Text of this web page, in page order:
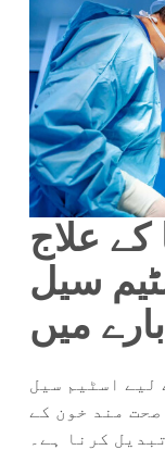
کے علاج
سیل
میں
لیے اسٹیم سیل
صحت مند خون کے
کرنا ہے۔